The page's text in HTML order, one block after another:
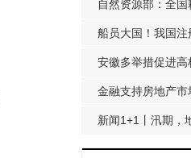
站：从靠人力蹲
自然资源部：全
净增加
船员大国！我国注
安徽多举措促进高
金融支持房地产
策延期至明年底
新闻1+1丨汛期，